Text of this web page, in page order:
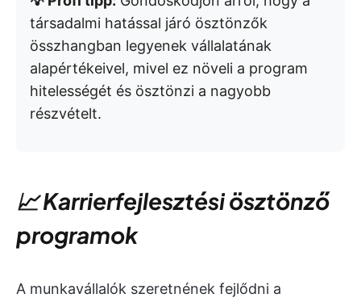
társadalmi hatással járó ösztönzők
összhangban legyenek vállalatának
alapértékeivel, mivel ez növeli a program
hitelességét és ösztönzi a nagyobb
részvételt.
📈 Karrierfejlesztési ösztönző
programok
A munkavállalók szeretnének fejlődni a